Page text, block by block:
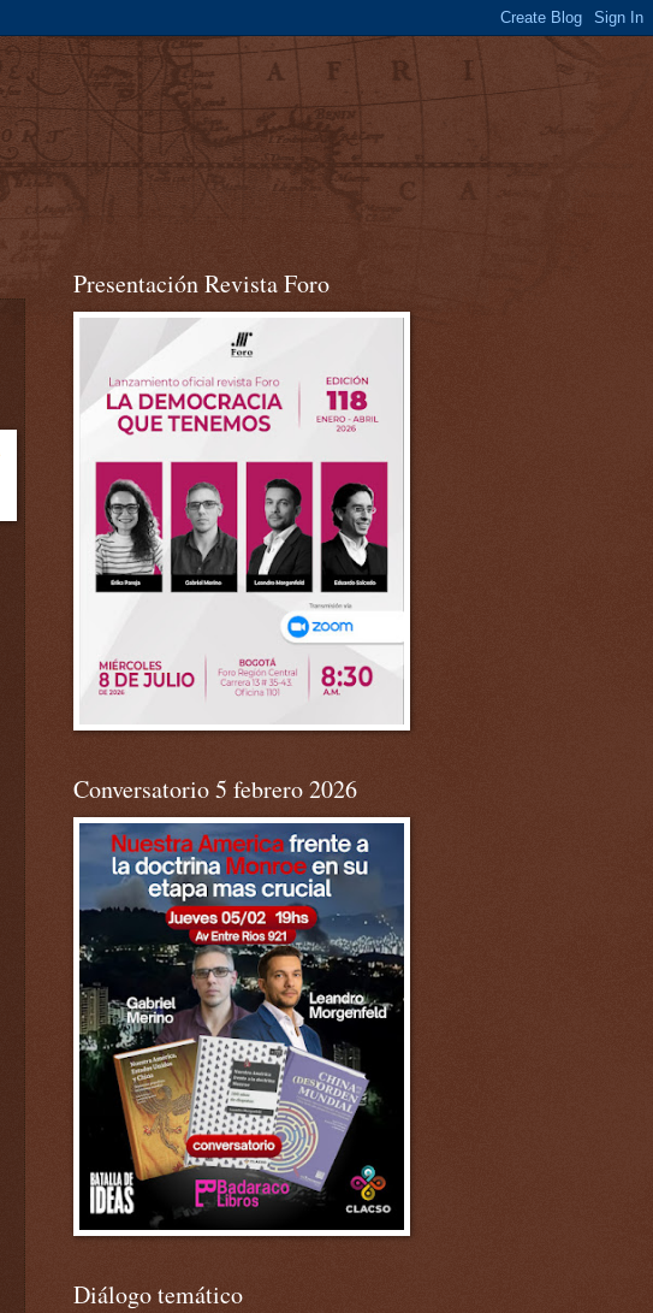
Presentación Revista Foro
Conversatorio 5 febrero 2026
Diálogo temático